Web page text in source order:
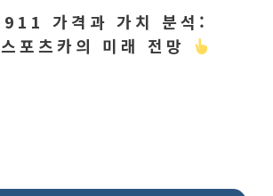
911 가격과 가치 분석:
포츠카의 미래 전망